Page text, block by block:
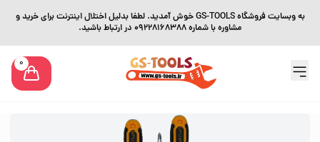
به وبسایت فروشگاه GS-TOOLS خوش آمدید. لطفا بدلیل اختلال اینترنت برای خرید و
مشاوره با شماره 09228168388 در ارتباط باشید.
0